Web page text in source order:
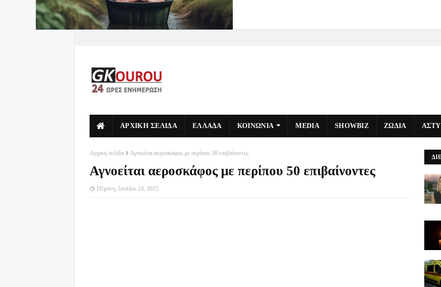
ΑΡΧΙΚΗ ΣΕΛΙΔΑ ΕΛΛΑΔΑ ΚΟΙΝΩΝΙΑ MEDIA SHOWBIZ ΖΩΔΙΑ
Αρχική σελίδα Αγνοείται αεροσκάφος με περίπου 50 επιβαίνοντες
Αγνοείται αεροσκάφος με περίπου 50 επιβαίνοντες
Πέμπτη, Ιουλίου 24, 2025